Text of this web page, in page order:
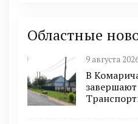
Областные
9 августа
В